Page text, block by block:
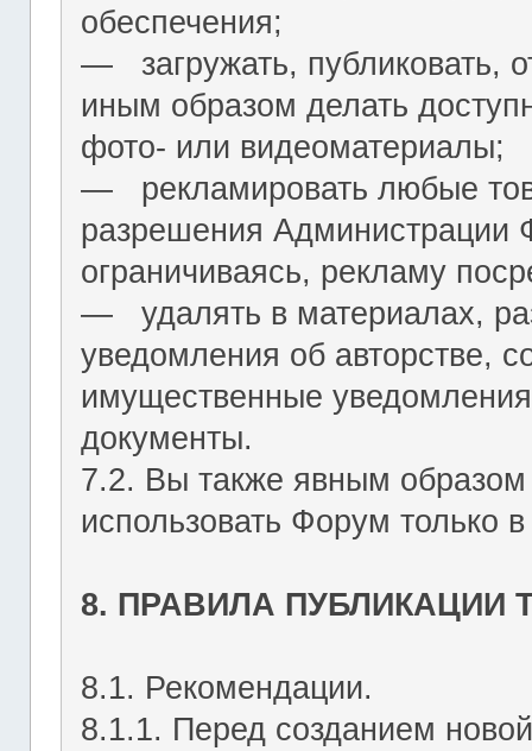
обеспечения;
― загружать, публиковать,
иным образом делать
фото- или видеоматериалы;
― рекламировать любые
разрешения Администрации
ограничиваясь, рекламу
― удалять в материалах,
уведомления об авторстве,
имущественные
документы.
7.2. Вы также явным образом
использовать Форум только
8. ПРАВИЛА
8.1. Рекомендации.
8.1.1. Перед созданием